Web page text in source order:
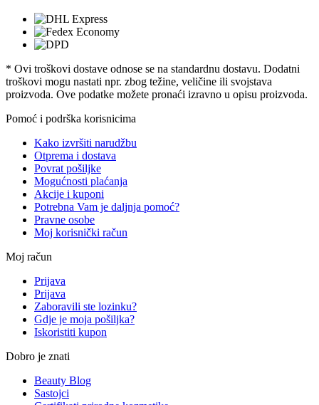
* Ovi troškovi dostave odnose se na standardnu ​​dostavu. Dodatni
troškovi mogu nastati npr. zbog težine, veličine ili svojstava
proizvoda. Ove podatke možete pronaći izravno u opisu proizvoda.
Pomoć i podrška korisnicima
Kako izvršiti narudžbu
Otprema i dostava
Povrat pošiljke
Mogućnosti plaćanja
Akcije i kuponi
Potrebna Vam je daljnja pomoć?
Pravne osobe
Moj korisnički račun
Moj račun
Prijava
Prijava
Zaboravili ste lozinku?
Gdje je moja pošiljka?
Iskoristiti kupon
Dobro je znati
Beauty Blog
Sastojci